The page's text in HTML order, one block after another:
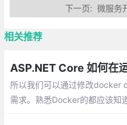
下一页: 微服务
相关推荐
所以我们可以通过修改docker
需求。熟悉Docker的都应该知